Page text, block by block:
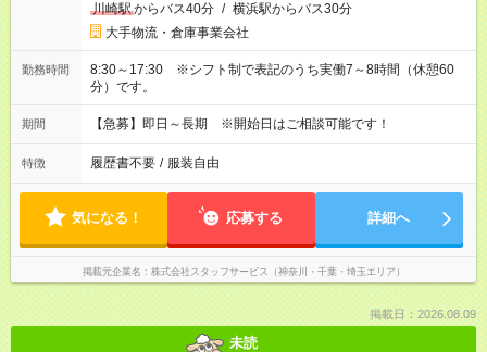
川崎駅からバス40分 / 横浜駅からバス30分
大手物流・倉庫事業会社
勤務時間
8:30～17:30 ※シフト制で表記のうち実働7～8時間（休憩60
分）です。
期間 【急募】即日～長期 ※開始日はご相談可能です！
特徴 履歴書不要 / 服装自由
気になる！ 応募する 詳細へ
掲載元企業名 株式会社スタッフサービス（神奈川・千葉・埼玉エリア）
掲載日：2026.08.09
未読